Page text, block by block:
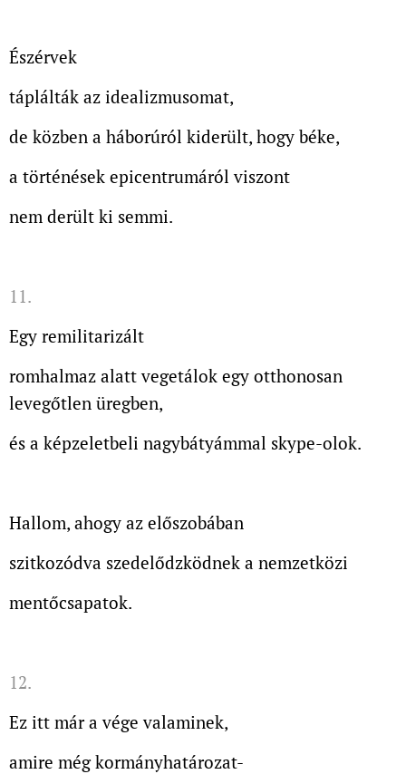
Észérvek
táplálták az idealizmusomat,
de közben a háborúról kiderült, hogy béke,
a történések epicentrumáról viszont
nem derült ki semmi.
11.
Egy remilitarizált
romhalmaz alatt vegetálok egy otthonosan
levegőtlen üregben,
és a képzeletbeli nagybátyámmal skype-olok.
Hallom, ahogy az előszobában
szitkozódva szedelődzködnek a nemzetközi
mentőcsapatok.
12.
Ez itt már a vége valaminek,
amire még kormányhatározat-